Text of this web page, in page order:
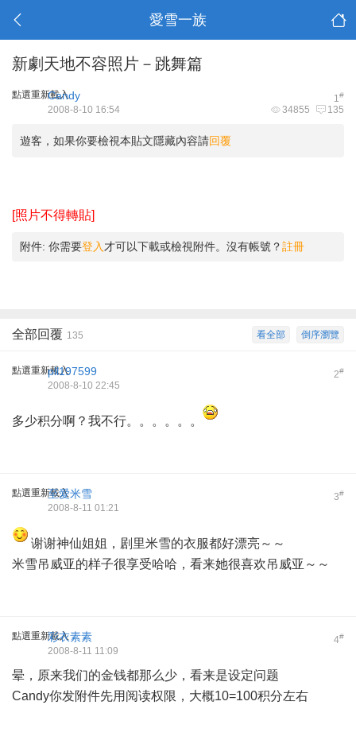
愛雪一族
新劇天地不容照片－跳舞篇
點選重新載入 1#
Candy
34855 135
2008-8-10 16:54
遊客，如果你要檢視本貼文隱藏內容請回覆
[照片不得轉貼]
附件: 你需要登入 才可以下載或檢視附件。沒有帳號？註冊
倒序瀏覽
看全部
全部回覆 135
點選重新載入 2#
pll197599
2008-8-10 22:45
多少积分啊？我不行。。。。。。
點選重新載入 3#
至愛米雪
2008-8-11 01:21
谢谢神仙姐姐，剧里米雪的衣服都好漂亮～～
米雪吊威亚的样子很享受哈哈，看来她很喜欢吊威亚～～
點選重新載入 4#
彩衣素素
2008-8-11 11:09
晕，原来我们的金钱都那么少，看来是设定问题
Candy你发附件先用阅读权限，大概10=100积分左右